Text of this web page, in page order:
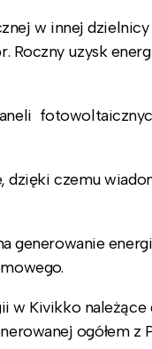
w innej
uzysk
dzięki czemu
generowanie
w Kivikko należące
ogółem z